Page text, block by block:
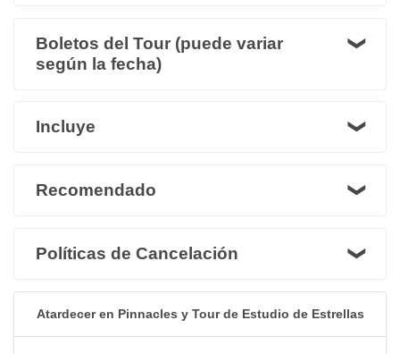
Boletos del Tour (puede variar
según la fecha)
Incluye
Recomendado
Políticas de Cancelación
Atardecer en Pinnacles y Tour de Estudio de Estrellas